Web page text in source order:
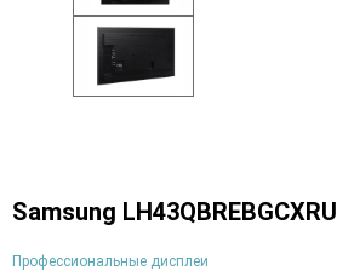
Samsung LH43QBREBGCXRU
Профессиональные дисплеи